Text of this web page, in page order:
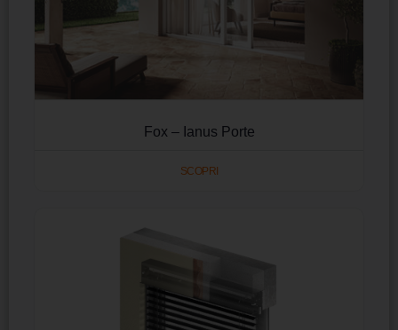
Fox – Ianus Porte
SCOPRI